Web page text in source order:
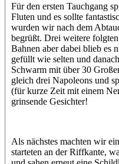
Für den ersten Tauchgang
Fluten und es sollte
wurden wir nach dem
begrüßt. Drei weitere
Bahnen aber dabei blieb es
gefüllt wie selten und
Schwarm mit über 30
gleich drei Napoleons und
(für kurze Zeit mit einem
grinsende Gesichter!
Als nächstes machten wir
starteten an der Riffkante,